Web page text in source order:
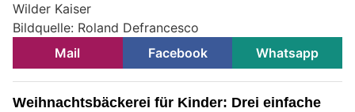
Wilder Kaiser
Bildquelle: Roland Defrancesco
Mail
Facebook Whatsapp
Weihnachtsbäckerei für Kinder: Drei einfache